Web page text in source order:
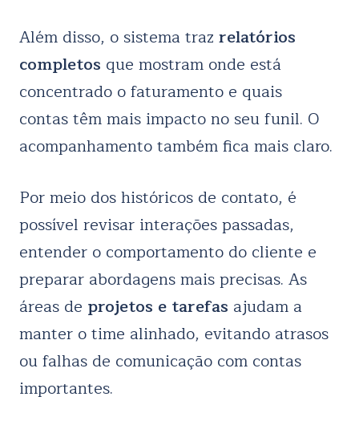
Além disso, o sistema trazrelatórios
completos que mostram onde está
concentrado o faturamento e quais
contas têm mais impacto no seu funil. O
acompanhamento também fica mais claro.
Por meio dos históricos de contato, é
possível revisar interações passadas,
entender o comportamento do cliente e
preparar abordagens mais precisas. As
áreas de projetos e tarefas ajudam a
manter o time alinhado, evitando atrasos
ou falhas de comunicação com contas
importantes.